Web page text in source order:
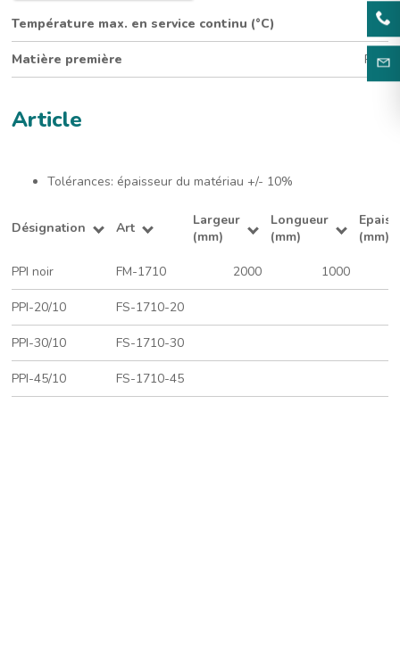
Température max. en service continu (°C) 100
Matière première PUR
Article
Tolérances: épaisseur du matériau +/- 10%
Désignation Art
Largeur
(mm)
Longueur
(mm)
(mm)
PPI noir FM-1710 2000 1000
PPI-20/10 FS-1710-20
PPI-30/10 FS-1710-30
PPI-45/10 FS-1710-45